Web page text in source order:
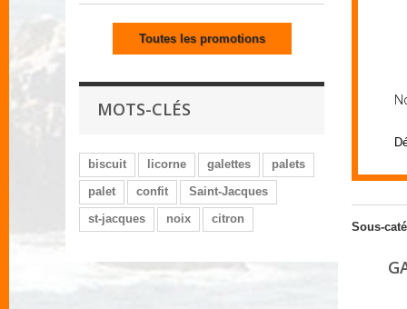
Toutes les promotions
MOTS-CLÉS
biscuit licorne galettes
palets
palet
confit
Saint-Jacques
st-jacques
noix citron
Sous-